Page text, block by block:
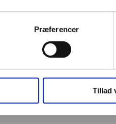
Præferencer
Tillad
Privat
hverdage